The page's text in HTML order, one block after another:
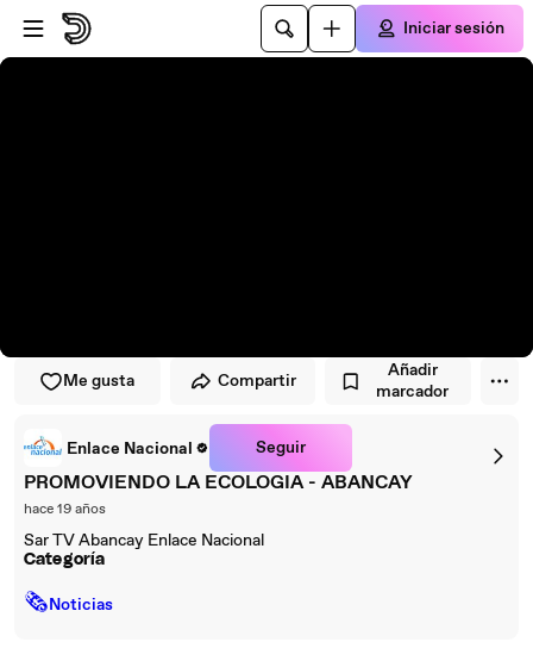
Saltar al reproductor
Saltar al contenido principal
Iniciar sesión
Me gusta Compartir
Añadir
marcador
Enlace Nacional Seguir
PROMOVIENDO LA ECOLOGIA - ABANCAY
hace 19 años
Sar TV Abancay Enlace Nacional
Categoría
🗞Noticias